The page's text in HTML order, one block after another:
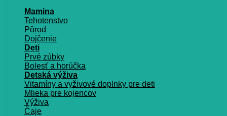
Mamina
Tehotenstvo
Pôrod
Dojčenie
Deti
Prvé zúbky
Bolesť a horúčka
Detská výživa
Vitamíny a vyživové doplnky pre deti
Mlieka pre kojencov
Výživa
Čaje